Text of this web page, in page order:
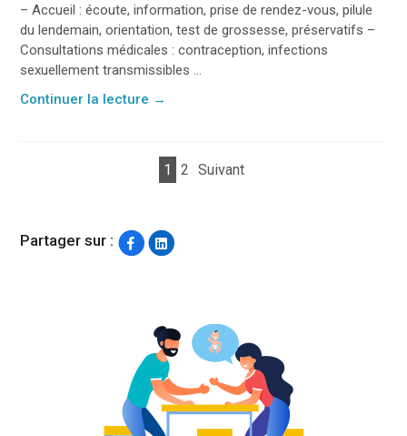
– Accueil : écoute, information, prise de rendez-vous, pilule
du lendemain, orientation, test de grossesse, préservatifs –
Consultations médicales : contraception, infections
sexuellement transmissibles ...
Continuer la lecture →
1 2 Suivant
Partager sur :